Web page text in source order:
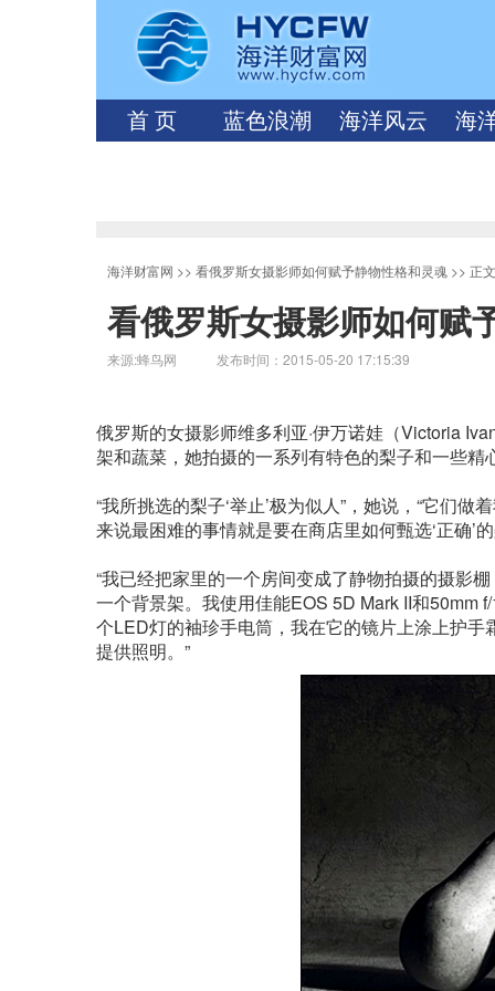
首 页 蓝色浪潮 海洋风云 海
海洋财富网 >> 看俄罗斯女摄影师如何赋予静物性格和灵魂 >> 正
看俄罗斯女摄影师如何赋
来源:蜂鸟网 发布时间：2015-05-20 17:15:39
俄罗斯的女摄影师维多利亚·伊万诺娃（Victoria
架和蔬菜，她拍摄的一系列有特色的梨子和一些
“我所挑选的梨子‘举止’极为似人”，她说，“它们
来说最困难的事情就是要在商店里如何甄选‘正确’
“我已经把家里的一个房间变成了静物拍摄的摄影
一个背景架。我使用佳能EOS 5D Mark II和50mm
个LED灯的袖珍手电筒，我在它的镜片上涂上护
提供照明。”